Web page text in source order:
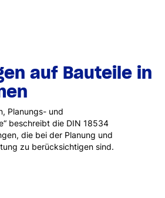
auf Bauteile in
Planungs- und
beschreibt die DIN 18534
die bei der Planung und
zu berücksichtigen sind.